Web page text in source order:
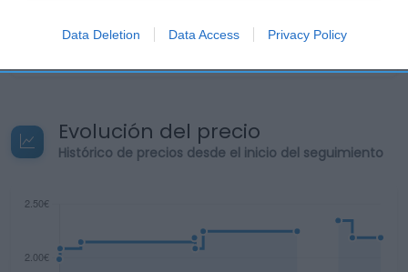
Data Deletion Data Access Privacy Policy
fabricante/envasador: Jolca S.A. Contenido neto:
Evolución del precio
Histórico de precios desde el inicio del seguimiento